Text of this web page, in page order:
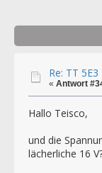
Re: TT
« Antwort
Hallo Teisco,
und die
lächerliche 16